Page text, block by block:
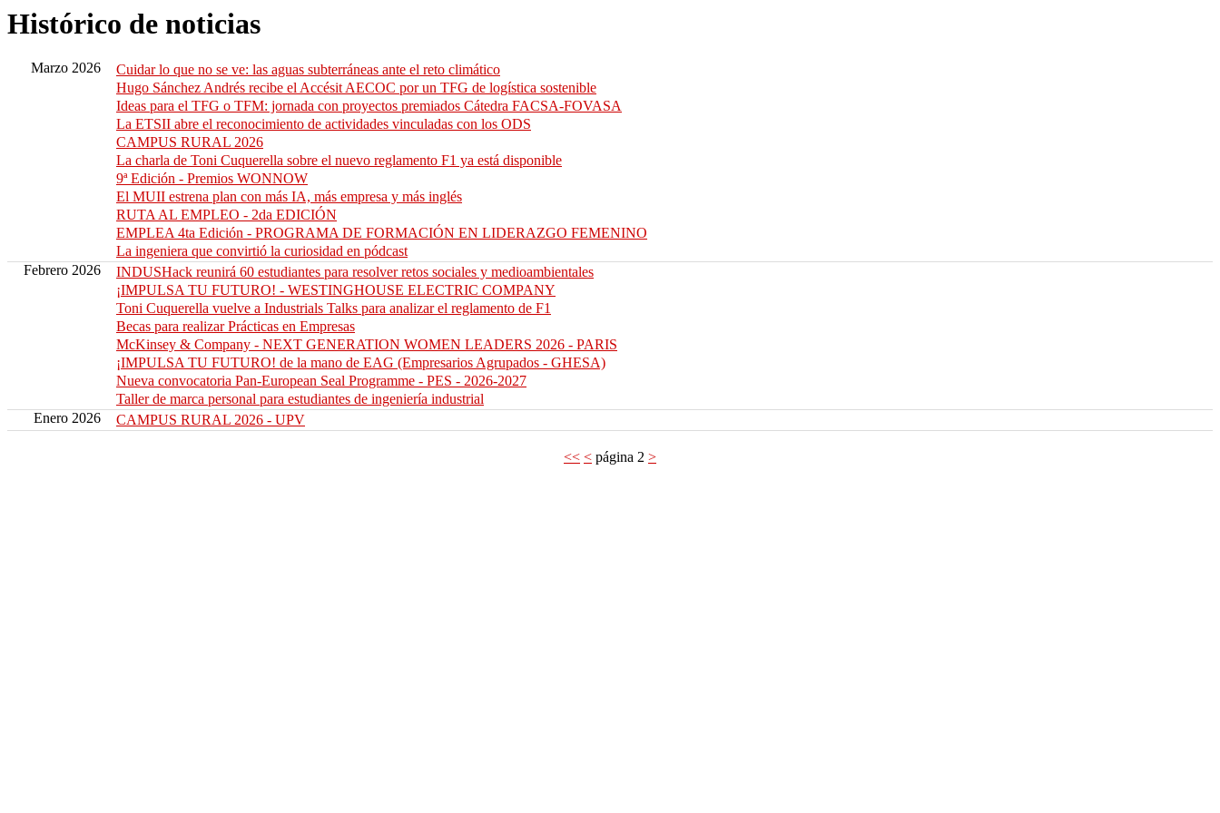
Histórico de noticias
Marzo 2026
Cuidar lo que no se ve: las aguas subterráneas ante el reto climático
Hugo Sánchez Andrés recibe el Accésit AECOC por un TFG de logística sostenible
Ideas para el TFG o TFM: jornada con proyectos premiados Cátedra FACSA-FOVASA
La ETSII abre el reconocimiento de actividades vinculadas con los ODS
CAMPUS RURAL 2026
La charla de Toni Cuquerella sobre el nuevo reglamento F1 ya está disponible
9ª Edición - Premios WONNOW
El MUII estrena plan con más IA, más empresa y más inglés
RUTA AL EMPLEO - 2da EDICIÓN
EMPLEA 4ta Edición - PROGRAMA DE FORMACIÓN EN LIDERAZGO FEMENINO
La ingeniera que convirtió la curiosidad en pódcast
Febrero 2026
INDUSHack reunirá 60 estudiantes para resolver retos sociales y medioambientales
¡IMPULSA TU FUTURO! - WESTINGHOUSE ELECTRIC COMPANY
Toni Cuquerella vuelve a Industrials Talks para analizar el reglamento de F1
Becas para realizar Prácticas en Empresas
McKinsey & Company - NEXT GENERATION WOMEN LEADERS 2026 - PARIS
¡IMPULSA TU FUTURO! de la mano de EAG (Empresarios Agrupados - GHESA)
Nueva convocatoria Pan-European Seal Programme - PES - 2026-2027
Taller de marca personal para estudiantes de ingeniería industrial
Enero 2026
CAMPUS RURAL 2026 - UPV
<< < página 2 >